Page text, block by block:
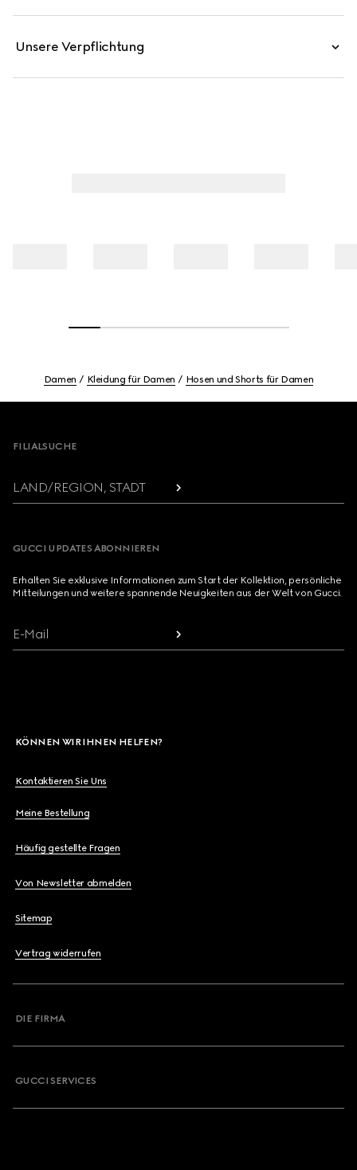
Unsere Verpflichtung
Damen Kleidung für Damen Hosen und Shorts für Damen
FILIALSUCHE
LAND/REGION, STADT
GUCCI UPDATES ABONNIEREN
Erhalten Sie exklusive Informationen zum Start der Kollektion, persönliche
Mitteilungen und weitere spannende Neuigkeiten aus der Welt von Gucci.
E-Mail
KÖNNEN WIR IHNEN HELFEN?
Kontaktieren Sie Uns
Meine Bestellung
Häufig gestellte Fragen
Von Newsletter abmelden
Sitemap
Vertrag widerrufen
DIE FIRMA
GUCCI SERVICES